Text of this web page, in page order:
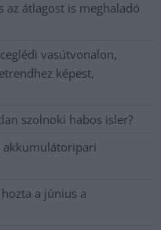
az átlagost is meghaladó
vasútvonalon,
képest,
szolnoki habos isler?
akkumulátoripari
a június a